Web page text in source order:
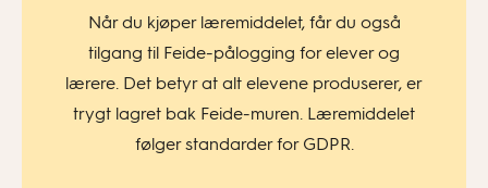
Når du kjøper læremiddelet, får du også
tilgang til Feide-pålogging for elever og
lærere. Det betyr at alt elevene produserer, er
trygt lagret bak Feide-muren. Læremiddelet
følger standarder for GDPR.